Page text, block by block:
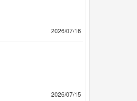
2026/07/16
2026/07/15